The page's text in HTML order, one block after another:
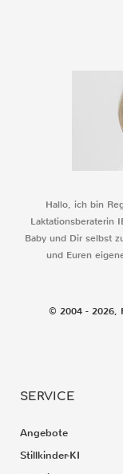
Hallo, ich bin
Laktationsberaterin
Baby und Dir selbst
und Euren
© 2004 - 2026,
SERVICE
Angebote
Stillkinder-KI